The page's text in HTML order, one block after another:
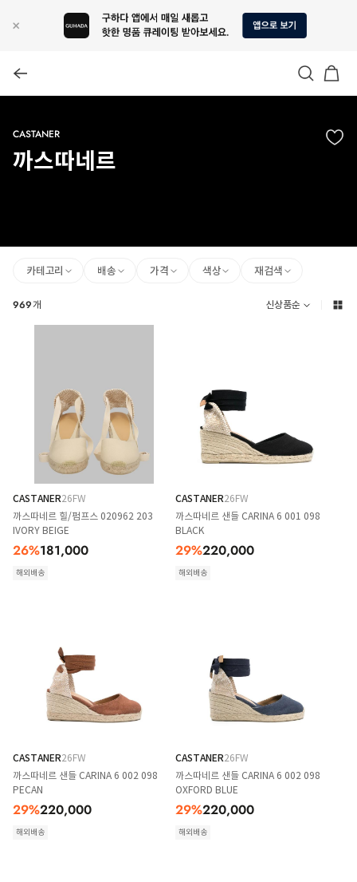
CASTANER
까스따네르
카테고리 배송 가격 색상 재검색
969개 신상품순
CASTANER26FW
까스따네르 힐/펌프스 020962 203
IVORY BEIGE
26%181,000
해외배송
CASTANER26FW
까스따네르 샌들 CARINA 6 001 098
BLACK
29%220,000
해외배송
CASTANER26FW
까스따네르 샌들 CARINA 6 002 098
PECAN
29%220,000
해외배송
CASTANER26FW
까스따네르 샌들 CARINA 6 002 098
OXFORD BLUE
29%220,000
해외배송